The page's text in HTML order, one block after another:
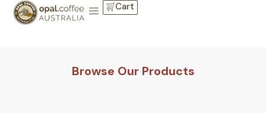
Cart
Browse Our Products